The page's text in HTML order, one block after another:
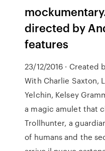
directed by
features
23/12/2016 ·
With Charlie Saxton,
Yelchin, Kelsey
a magic amulet that
Trollhunter, a
of humans and the